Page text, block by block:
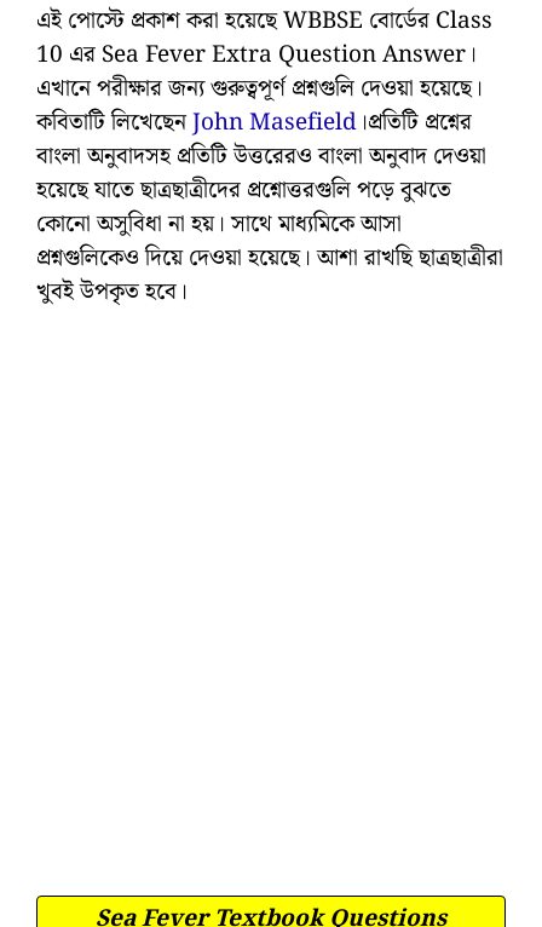
এই পোস্টে প্রকাশ করা হয়েছে WBBSE বোর্ডের Class
10 এর Sea Fever Extra Question Answer।
এখানে পরীক্ষার জন্য গুরুত্বপূর্ণ প্রশ্নগুলি দেওয়া হয়েছে।
কবিতাটি লিখেছেনJohn Masefield।প্রতিটি প্রশ্নের
বাংলা অনুবাদসহ প্রতিটি উত্তরেরও বাংলা অনুবাদ দেওয়া
হয়েছে যাতে ছাত্রছাত্রীদের প্রশ্নোত্তরগুলি পড়ে বুঝতে
কোনো অসুবিধা না হয়। সাথে মাধ্যমিকে আসা
প্রশ্নগুলিকেও দিয়ে দেওয়া হয়েছে। আশা রাখছি ছাত্রছাত্রীরা
খুবই উপকৃত হবে।
Sea Fever Textbook Questions